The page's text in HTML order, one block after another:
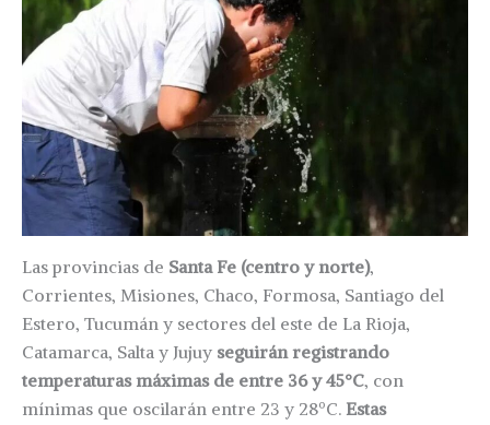
Las provincias de Santa Fe (centro y norte),
Corrientes, Misiones, Chaco, Formosa, Santiago del
Estero, Tucumán y sectores del este de La Rioja,
Catamarca, Salta y Jujuy seguirán registrando
temperaturas máximas de entre 36 y 45°C, con
mínimas que oscilarán entre 23 y 28ºC. Estas